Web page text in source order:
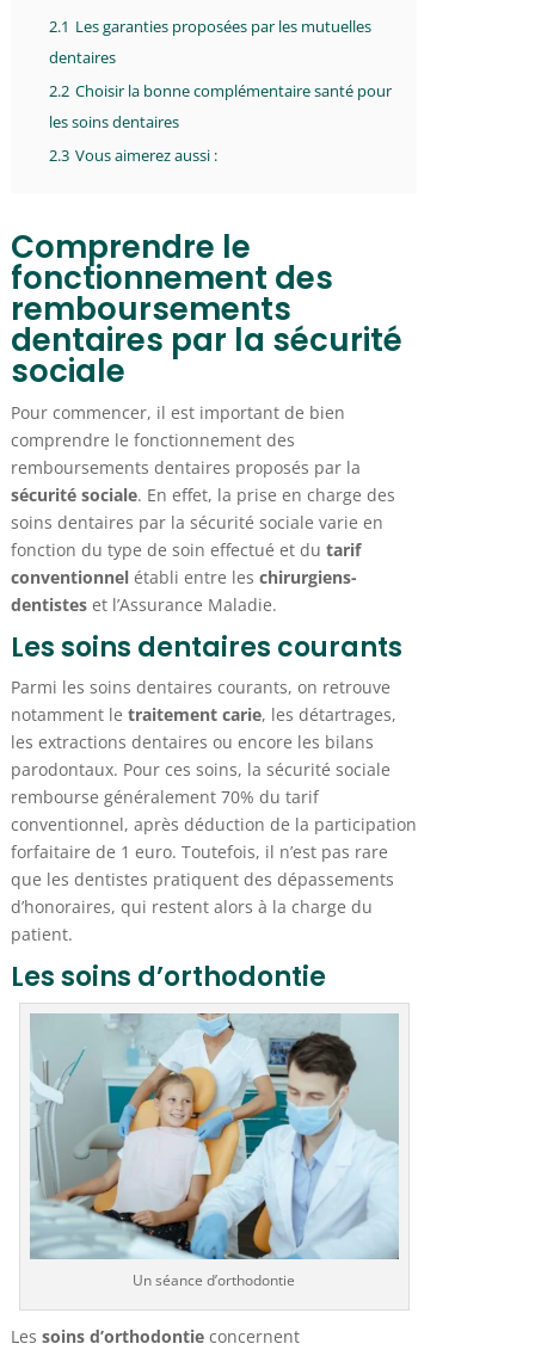
2.1 Les garanties proposées par les mutuelles
dentaires
2.2 Choisir la bonne complémentaire santé pour
les soins dentaires
2.3 Vous aimerez aussi :
Comprendre le
fonctionnement des
remboursements
dentaires par la sécurité
sociale
Pour commencer, il est important de bien
comprendre le fonctionnement des
remboursements dentaires proposés par la
sécurité sociale. En effet, la prise en charge des
soins dentaires par la sécurité sociale varie en
fonction du type de soin effectué et du tarif
conventionnelétabli entre les chirurgiens-
dentisteset l’Assurance Maladie.
Les soins dentaires courants
Parmi les soins dentaires courants, on retrouve
notamment le traitement carie, les détartrages,
les extractions dentaires ou encore les bilans
parodontaux. Pour ces soins, la sécurité sociale
rembourse généralement 70% du tarif
conventionnel, après déduction de la participation
forfaitaire de 1 euro. Toutefois, il n’est pas rare
que les dentistes pratiquent des dépassements
d’honoraires, qui restent alors à la charge du
patient.
Les soins d’orthodontie
Un séance d’orthodontie
Les soins d’orthodontieconcernent